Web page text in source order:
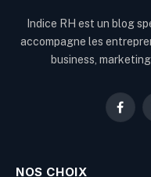
Indice RH est un blog
accompagne les
business,
NOS CHOIX